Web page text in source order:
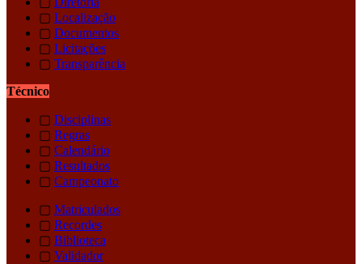
▢ Localização
▢ Documentos
▢ Licitações
▢ Transparência
Técnico
▢ Disciplinas
▢ Regras
▢ Calendário
▢ Resultados
▢ Campeonato
▢ Matriculados
▢ Recordes
▢ Biblioteca
▢ Validador